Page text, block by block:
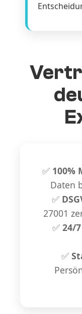
✅ 100%
Daten
✅
27001
✅ 24/
✅